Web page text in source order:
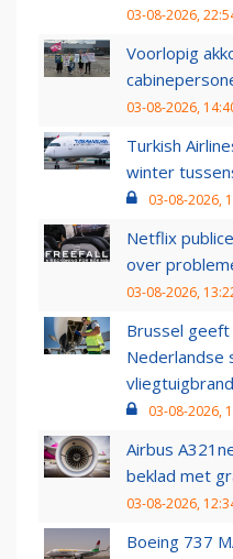
03-08-2026,
Voorlopig
03-08-2026,
Turkish
winter
03-08-2026,
Netflix
over
03-08-2026,
Brussel
Nederlandse
03-08-2026,
Airbus
beklad met
03-08-2026,
Boeing 737